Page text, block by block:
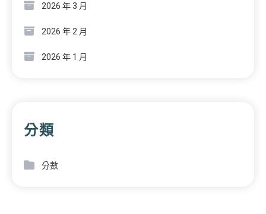
2026 年 3 月
2026 年 2 月
2026 年 1 月
分類
分數